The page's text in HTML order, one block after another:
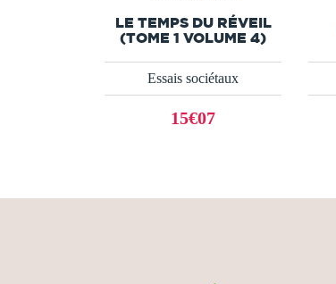
LE TEMPS DU RÉVEIL
(TOME 1 VOLUME 4)
Essais sociétaux
15€07